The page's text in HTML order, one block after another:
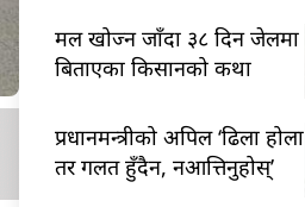
मल खोज्न जाँदा ३८ दिन जेलमा
बिताएका किसानको कथा
प्रधानमन्त्रीको अपिल ‘ढिला होला
तर गलत हुँदैन, नआत्तिनुहोस्’